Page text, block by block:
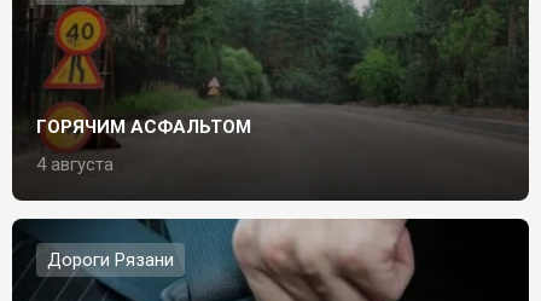
ГОРЯЧИМ АСФАЛЬТОМ
4 августа
Дороги Рязани